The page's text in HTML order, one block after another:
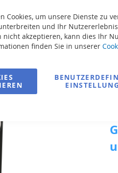
Cookies, um unsere Dienste zu
und Ihr
nicht akzeptieren, kann dies Ihr
finden Sie in unserer
Der Rahmenpool ist zur
keinerlei
wird der Aufbau zu
mit einer
ein originelles